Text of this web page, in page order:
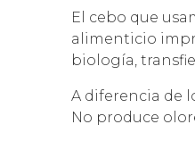
El cebo que
alimenticio
biología,
A diferencia de
No produce